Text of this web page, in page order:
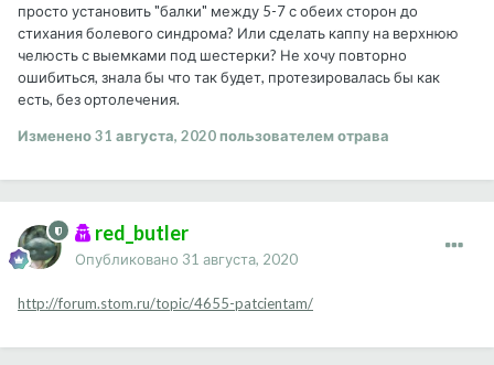
просто установить "балки" между 5-7 с обеих сторон до
стихания болевого синдрома? Или сделать каппу на верхнюю
челюсть с выемками под шестерки? Не хочу повторно
ошибиться, знала бы что так будет, протезировалась бы как
есть, без ортолечения.
Изменено31 августа, 2020пользователем отрава
red_butler
Опубликовано 31 августа, 2020
http://forum.stom.ru/topic/4655-patcientam/